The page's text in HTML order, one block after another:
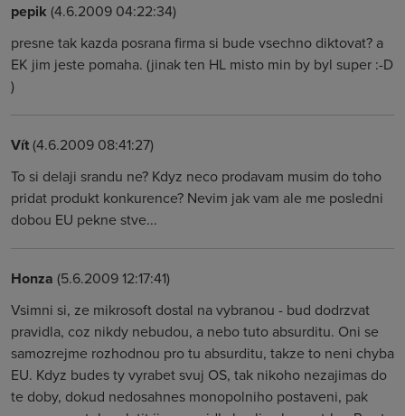
pepik (4.6.2009 04:22:34)
presne tak kazda posrana firma si bude vsechno diktovat? a
EK jim jeste pomaha. (jinak ten HL misto min by byl super :-D
)
Vít(4.6.2009 08:41:27)
To si delaji srandu ne? Kdyz neco prodavam musim do toho
pridat produkt konkurence? Nevim jak vam ale me posledni
dobou EU pekne stve...
Honza (5.6.2009 12:17:41)
Vsimni si, ze mikrosoft dostal na vybranou - bud dodrzvat
pravidla, coz nikdy nebudou, a nebo tuto absurditu. Oni se
samozrejme rozhodnou pro tu absurditu, takze to neni chyba
EU. Kdyz budes ty vyrabet svuj OS, tak nikoho nezajimas do
te doby, dokud nedosahnes monopolniho postaveni, pak